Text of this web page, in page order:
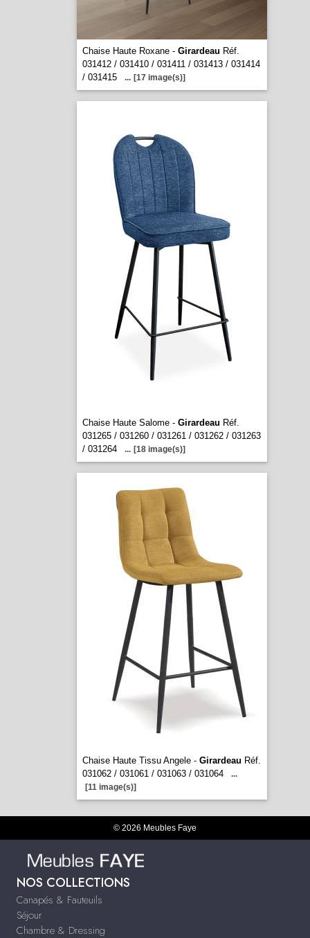
Chaise Haute Roxane - Girardeau Réf.
031412 / 031410 / 031411 / 031413 / 031414
/ 031415
... [17 image(s)]
Chaise Haute Salome - Girardeau Réf.
031265 / 031260 / 031261 / 031262 / 031263
/ 031264
... [18 image(s)]
Chaise Haute Tissu Angele - Girardeau Réf.
031062 / 031061 / 031063 / 031064
...
[11 image(s)]
© 2026 Meubles Faye
NOS COLLECTIONS
Canapés & Fauteuils
Séjour
Chambre & Dressing